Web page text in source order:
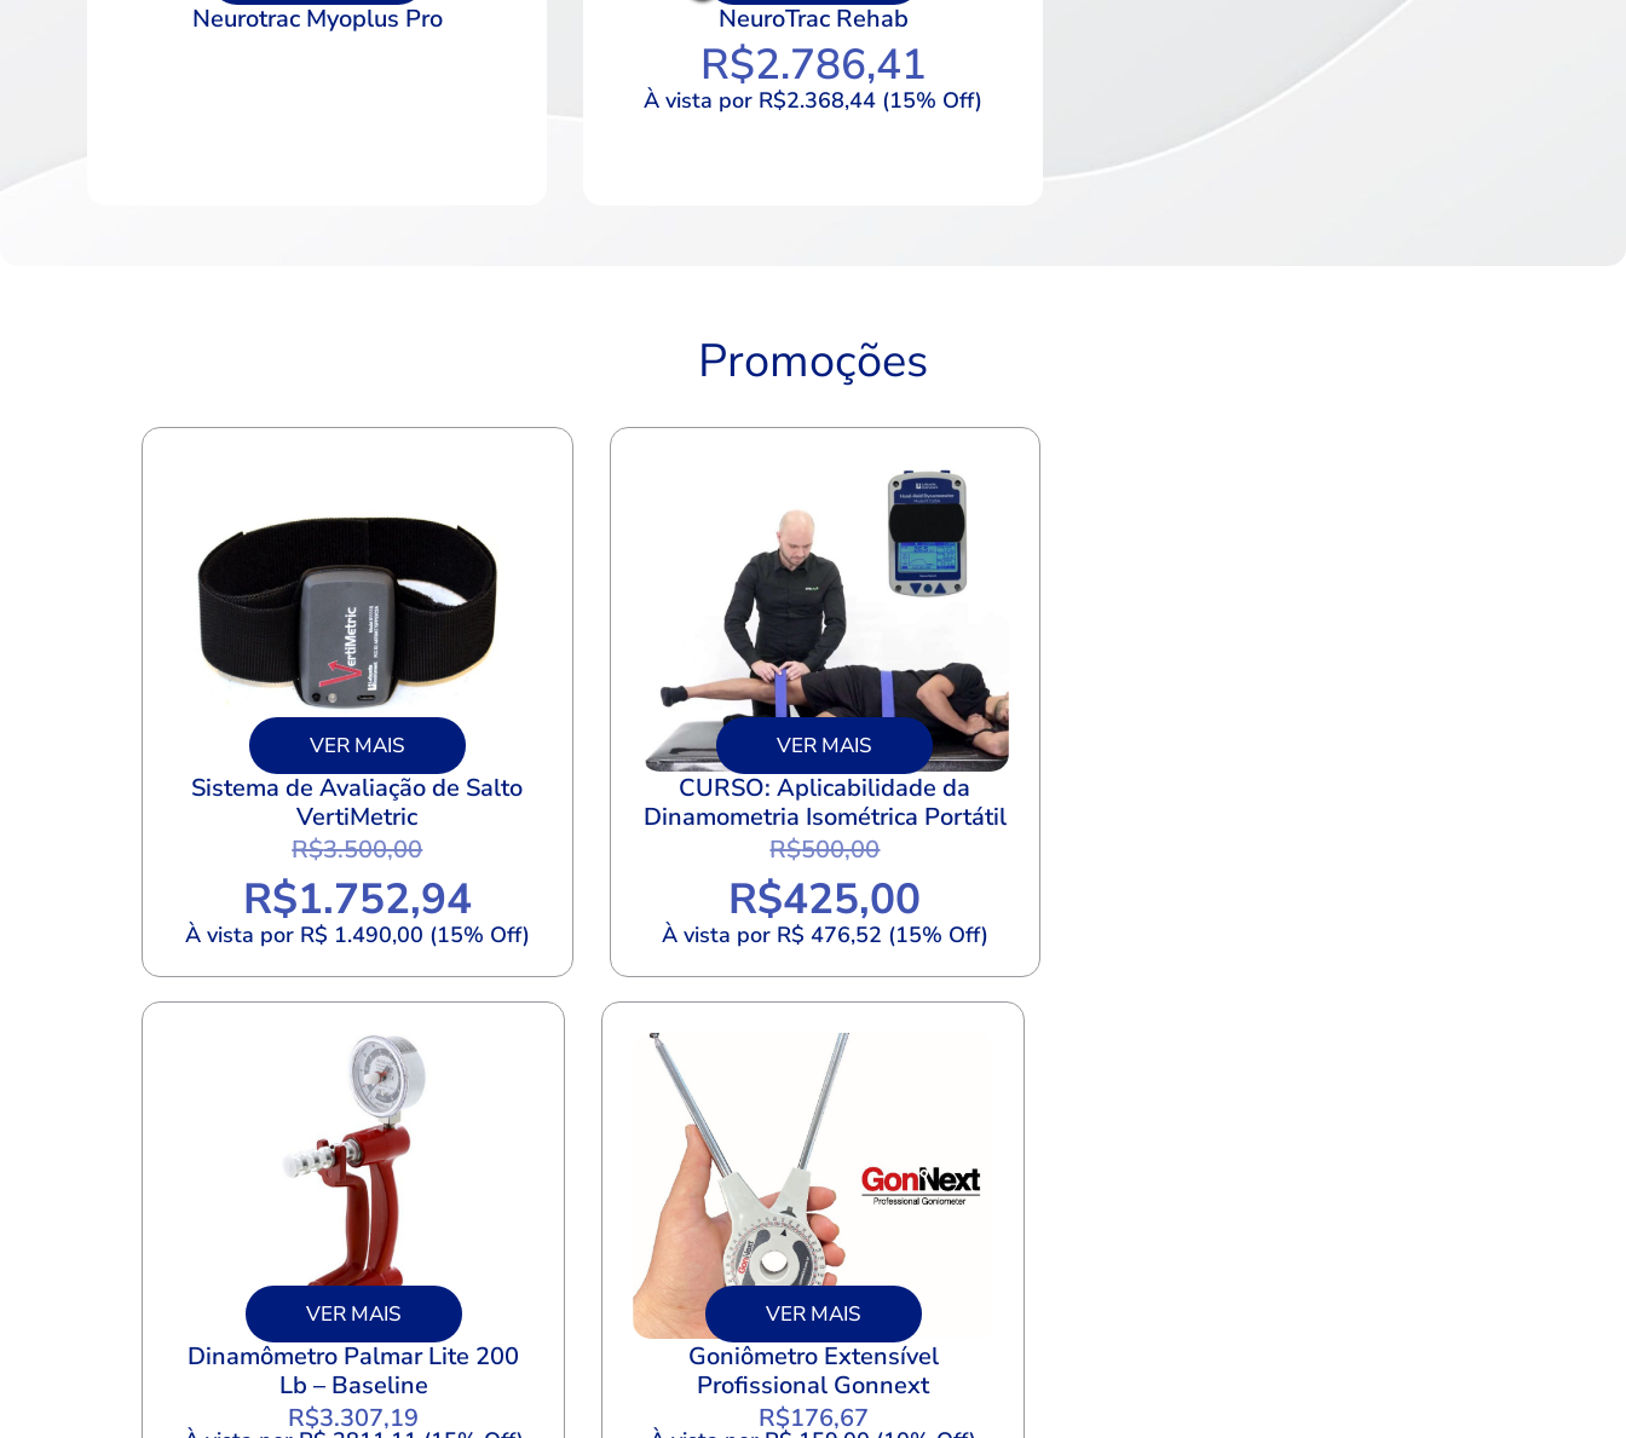
Neurotrac Myoplus Pro NeuroTrac Rehab
R$2.786,41
À vista por R$2.368,44 (15% Off)
Promoções
VER MAIS
Sistema de Avaliação de Salto
VertiMetric
R$3.500,00
R$1.752,94
À vista por R$ 1.490,00 (15% Off)
VER MAIS
CURSO: Aplicabilidade da
Dinamometria Isométrica Portátil
R$500,00
R$425,00
À vista por R$ 476,52 (15% Off)
VER MAIS
Dinamômetro Palmar Lite 200
Lb – Baseline
R$3.307,19
VER MAIS
Goniômetro Extensível
Profissional Gonnext
R$176,67